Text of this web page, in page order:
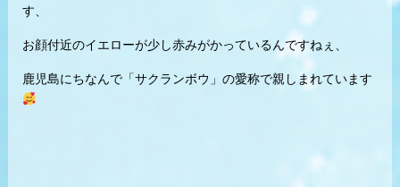
す、
お顔付近のイエローが少し赤みがかっているんですねぇ、
鹿児島にちなんで「サクランボウ」の愛称で親しまれています